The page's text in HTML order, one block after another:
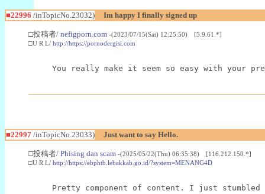
■22996 /inTopicNo.23032) Im happy I finally signed up
□投稿者/ nefigporn.com -(2023/07/15(Sat) 12:25:50) [5.9.61.*]
□U R L/ http://https://pornodergisi.com
You really make it seem so easy with your
■22997 /inTopicNo.23033) Just want to say Hello.
□投稿者/ Phising dan scam -(2025/05/22(Thu) 06:35:38) [116.212.150.*]
□U R L/ http://https://ebphtb.lebakkab.go.id/?system=MENANG4D
Pretty component of content. I just